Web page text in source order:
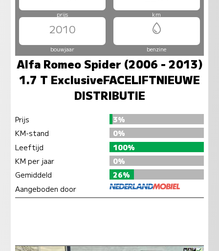
prijs km
2010
bouwjaar benzine
Alfa Romeo Spider (2006 - 2013)
1.7 T ExclusiveFACELIFTNIEUWE
DISTRIBUTIE
Prijs
3%
KM-stand
0%
Leeftijd
100%
KM per jaar
0%
Gemiddeld
26%
Aangeboden door